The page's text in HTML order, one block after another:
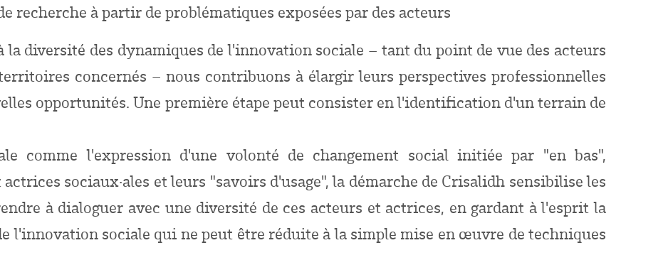
recherche à partir de problématiques exposées par des acteurs
la diversité des dynamiques de l'innovation sociale – tant du point de vue des acteurs
concernés – nous contribuons à élargir leurs perspectives professionnelles
opportunités. Une première étape peut consister en l'identification d'un terrain de
comme l'expression d'une volonté de changement social initiée par "en bas",
actrices sociaux·ales et leurs "savoirs d'usage", la démarche de Crisalidh sensibilise les
à dialoguer avec une diversité de ces acteurs et actrices, en gardant à l'esprit la
l'innovation sociale qui ne peut être réduite à la simple mise en œuvre de techniques